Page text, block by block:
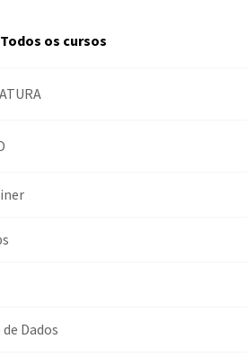
Todos os cursos
Dados